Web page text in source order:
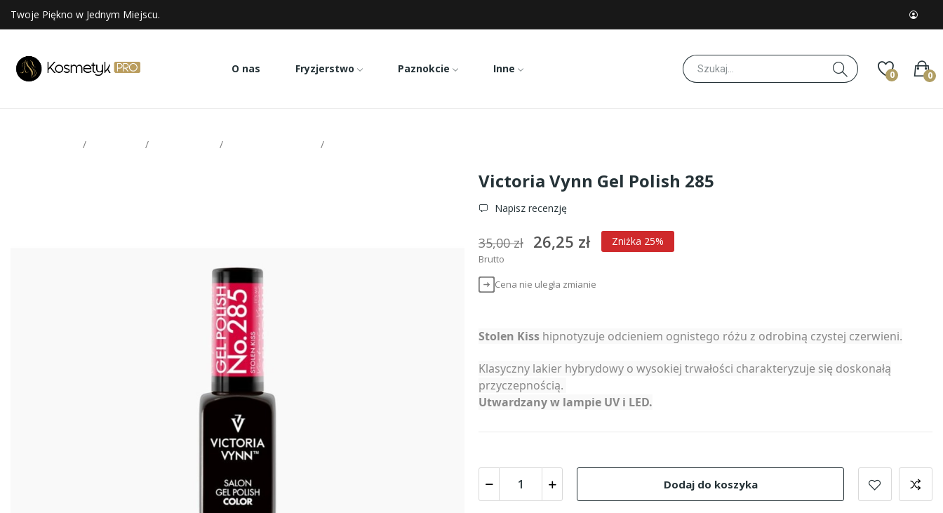
Twoje Piękno w Jednym Miejscu.
O nas Fryzjerstwo Paznokcie Inne 0 0
Victoria Vynn Gel Polish 285
Napisz recenzję
35,00 zł 26,25 zł Zniżka 25%
Brutto
Cena nie uległa zmianie
Stolen Kiss hipnotyzuje odcieniem ognistego różu z odrobiną czystej czerwieni.
Klasyczny lakier hybrydowy o wysokiej trwałości charakteryzuje się doskonałą
przyczepnością.
Utwardzany w lampie UV i LED.
Dodaj do koszyka